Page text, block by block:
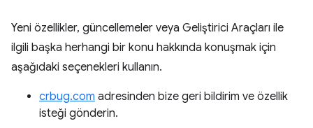
Yeni özellikler, güncellemeler veya Geliştirici Araçları ile
ilgili başka herhangi bir konu hakkında konuşmak için
aşağıdaki seçenekleri kullanın.
crbug.com adresinden bize geri bildirim ve özellik
isteği gönderin.